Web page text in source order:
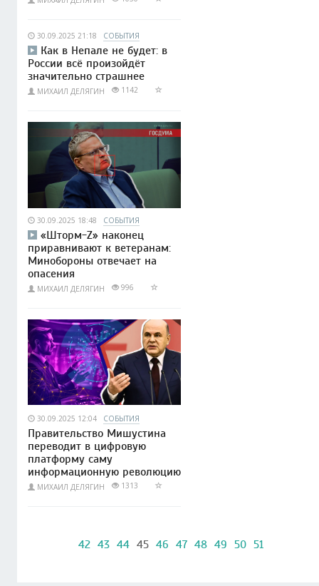
30.09.2025 21:18 СОБЫТИЯ
Как в Непале не будет: в
России всё произойдёт
значительно страшнее
МИХАИЛ ДЕЛЯГИН 1142
30.09.2025 18:48 СОБЫТИЯ
«Шторм-Z» наконец
приравнивают к ветеранам:
Минобороны отвечает на
опасения
МИХАИЛ ДЕЛЯГИН 996
30.09.2025 12:04 СОБЫТИЯ
Правительство Мишустина
переводит в цифровую
платформу саму
информационную революцию
МИХАИЛ ДЕЛЯГИН 1313
42 43 44 45 46 47 48 49 50 51